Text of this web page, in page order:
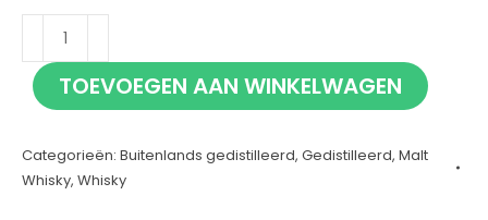
Elements
Red
Cask
70cl
TOEVOEGEN AAN WINKELWAGEN
Categorieën: Buitenlands gedistilleerd, Gedistilleerd, Malt
Whisky, Whisky